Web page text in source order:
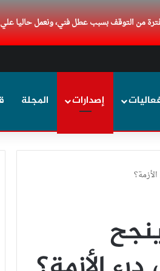
فترة من التوقف بسبب عطل فني، ونعمل حاليا
إصدارات المجلة